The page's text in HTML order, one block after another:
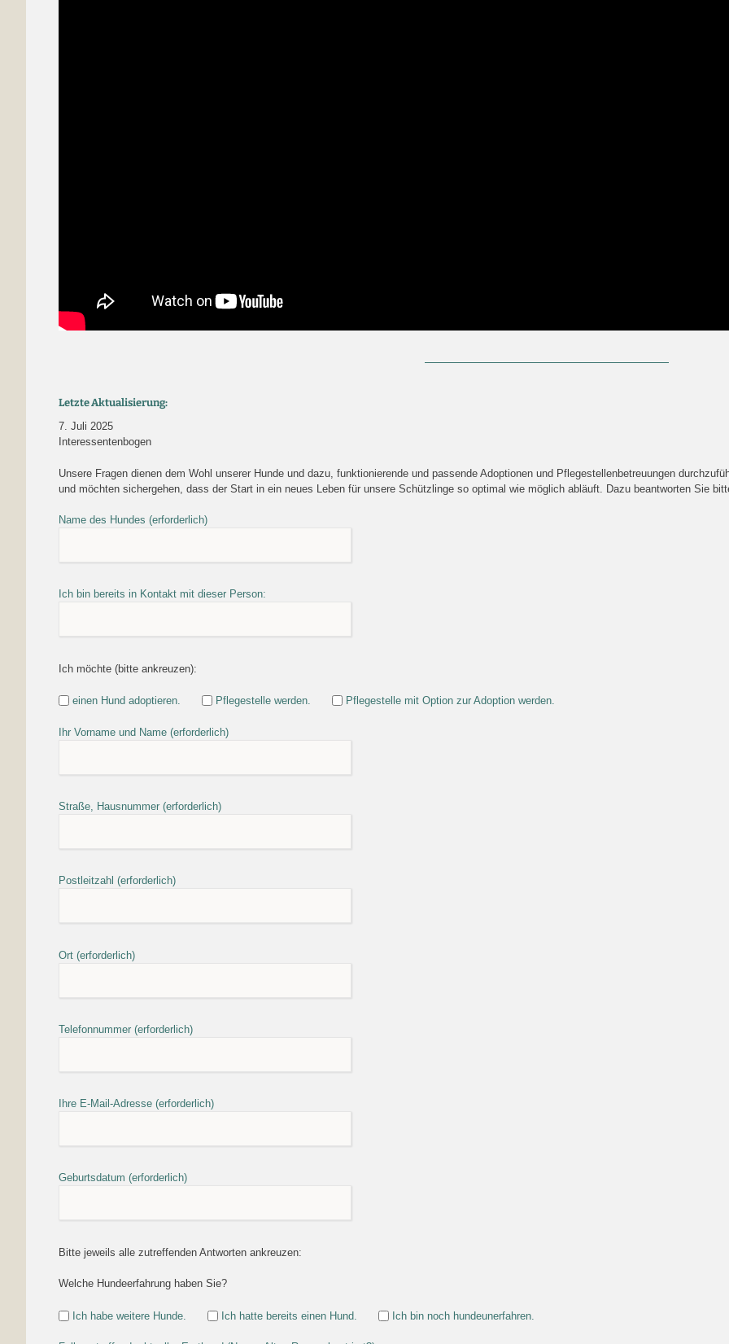
Letzte Aktualisierung:
7. Juli 2025
Interessentenbogen
Unsere Fragen dienen dem Wohl unserer Hunde und dazu, funktionierende und passende Adoptionen und Pflegestellenbetreuungen
und möchten sichergehen, dass der Start in ein neues Leben für unsere Schützlinge so optimal wie möglich abläuft. Dazu beantworten Sie
Name des Hundes (erforderlich)
Ich bin bereits in Kontakt mit dieser Person:
Ich möchte (bitte ankreuzen):
einen Hund adoptieren. Pflegestelle werden. Pflegestelle mit Option zur Adoption werden.
Ihr Vorname und Name (erforderlich)
Straße, Hausnummer (erforderlich)
Postleitzahl (erforderlich)
Ort (erforderlich)
Telefonnummer (erforderlich)
Ihre E-Mail-Adresse (erforderlich)
Geburtsdatum (erforderlich)
Bitte jeweils alle zutreffenden Antworten ankreuzen:
Welche Hundeerfahrung haben Sie?
Ich habe weitere Hunde. Ich hatte bereits einen Hund. Ich bin noch hundeunerfahren.